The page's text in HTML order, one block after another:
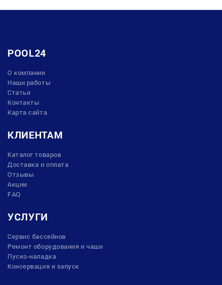
POOL24
О компании
Наши работы
Статьи
Контакты
Карта сайта
КЛИЕНТАМ
Каталог товаров
Доставка и оплата
Отзывы
Акции
FAQ
УСЛУГИ
Сервис бассейнов
Ремонт оборудования и чаши
Пуско-наладка
Консервация и запуск